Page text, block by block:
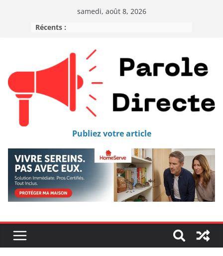
samedi, août 8, 2026
Récents :
Publiez votre article